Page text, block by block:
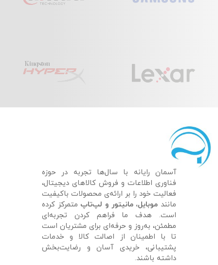
آسمان رایانه با سال‌ها تجربه در حوزه
فناوری اطلاعات و فروش کالاهای دیجیتال،
فعالیت خود را بر ارائه‌ی محصولات باکیفیت
مانند موبایل، مانیتور و لپ‌تاپ متمرکز کرده
است. هدف ما فراهم کردن تجربه‌ای
مطمئن، به‌روز و حرفه‌ای برای مشتریان است
تا با اطمینان از اصالت کالا و خدمات
پشتیبانی، خریدی آسان و رضایت‌بخش
داشته باشند.